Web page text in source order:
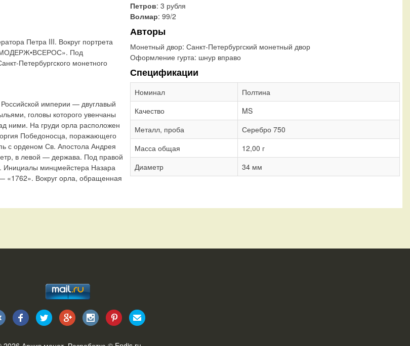
Петра III. Вокруг портрета
Под
Петербургского монетного
империи — двуглавый
головы которого увенчаны
ними. На груди орла расположен
Победоносца, поражающего
с орденом Св. Апостола Андрея
в левой — держава. Под правой
минцмейстера Назара
«1762». Вокруг орла, обращенная
Петров: 3 рубля
Волмар: 99/2
Авторы
Монетный двор: Санкт-Петербургский монетный двор
Оформление гурта: шнур вправо
Спецификации
Номинал
Полтина
Качество
MS
Металл, проба
Серебро 750
Масса общая
12,00 г
Диаметр
34 мм